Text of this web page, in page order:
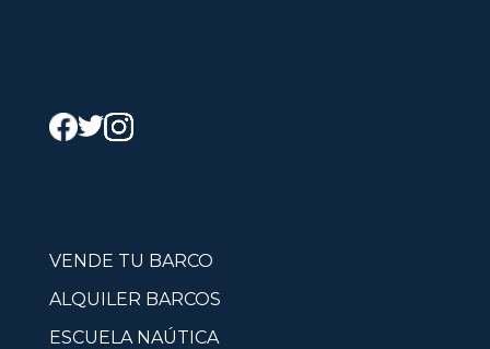
VENDE TU BARCO
ALQUILER BARCOS
ESCUELA NAÚTICA